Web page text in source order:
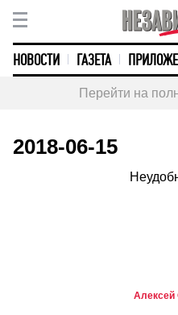
НОВОСТИ ГАЗЕТА
Перейти на
2018-06-15
Алексей